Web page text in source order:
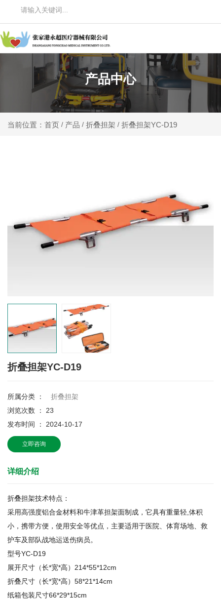
产品中心
当前位置：首页 / 产品 / 折叠担架 / 折叠担架YC-D19
折叠担架YC-D19
所属分类 ：
折叠担架
浏览次数 ： 23
发布时间 ： 2024-10-17
立即咨询
详细介绍
折叠担架技术特点：
采用高强度铝合金材料和牛津革担架面制成，它具有重量轻,体积
小，携带方便，使用安全等优点，主要适用于医院、体育场地、救
护车及部队战地运送伤病员。
型号YC-D19
展开尺寸（长*宽*高）214*55*12cm
折叠尺寸（长*宽*高）58*21*14cm
纸箱包装尺寸66*29*15cm